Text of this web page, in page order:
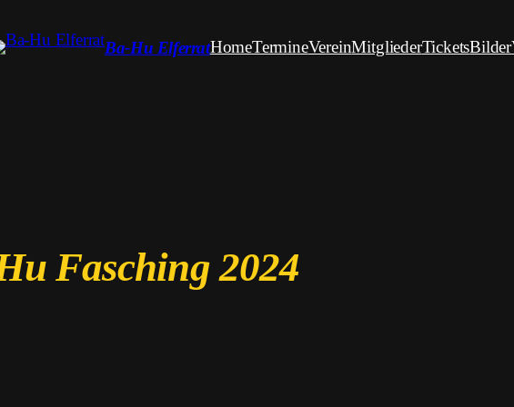
Ba-Hu ElferratHomeTermineVereinMitgliederTicketsBilder
Fasching 2024